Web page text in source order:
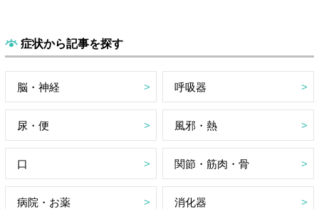
症状から記事を探す
脳・神経 呼吸器
尿・便 風邪・熱
口 関節・筋肉・骨
病院・お薬 消化器